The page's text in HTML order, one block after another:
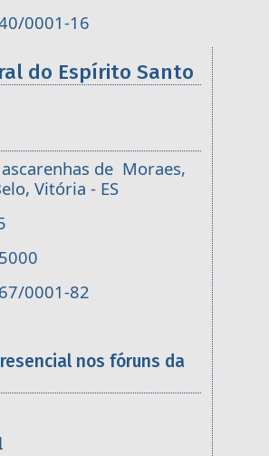
0001-16
do Espírito Santo
de Moraes,
Vitória - ES
0001-82
nos fóruns da